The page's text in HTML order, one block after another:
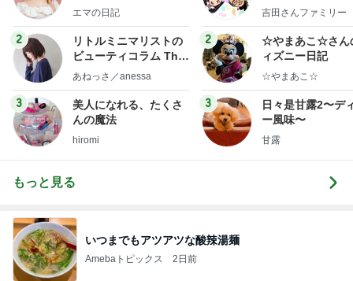
社売却セカンドライ
エマの日記
2
リトルミニマリストの
ビューティコラム The
little minimalist's bea
あねっさ／anessa
3
美人になれる、たくさ
んの魔法
hiromi
y Ameba 吉田さ
ログ
吉田さんファミリー
2
☆やまあこ☆さん
ィズニー日記
☆やまあこ☆
3
日々是甘露2〜デ
ー風味〜
甘露
もっと見る
いつまでもアツアツな酸辣湯麺
Amebaトピックス 2日前